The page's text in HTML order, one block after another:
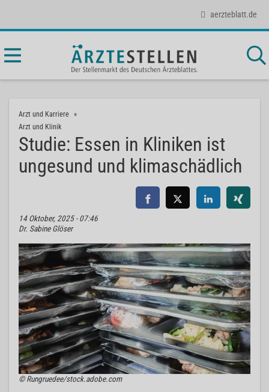
aerzteblatt.de
Arzt und Karriere
Arzt und Klinik
Studie: Essen in Kliniken ist
ungesund und klimaschädlich
14 Oktober, 2025 - 07:46
Dr. Sabine Glöser
© Rungruedee/stock.adobe.com